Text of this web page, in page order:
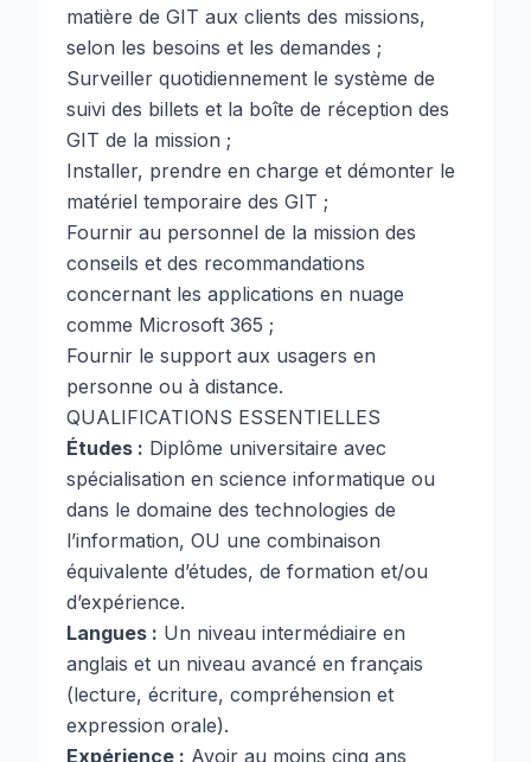
matière de GIT aux clients des missions,
selon les besoins et les demandes ;
Surveiller quotidiennement le système de
suivi des billets et la boîte de réception des
GIT de la mission ;
Installer, prendre en charge et démonter le
matériel temporaire des GIT ;
Fournir au personnel de la mission des
conseils et des recommandations
concernant les applications en nuage
comme Microsoft 365 ;
Fournir le support aux usagers en
personne ou à distance.
QUALIFICATIONS ESSENTIELLES
Études : Diplôme universitaire avec
spécialisation en science informatique ou
dans le domaine des technologies de
l’information, OU une combinaison
équivalente d’études, de formation et/ou
d’expérience.
Langues : Un niveau intermédiaire en
anglais et un niveau avancé en français
(lecture, écriture, compréhension et
expression orale).
Expérience : Avoir au moins cinq ans